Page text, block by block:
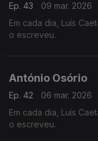
Ep. 43
09 mar. 2026
Em cada dia, Luís
o escreveu.
António Osório
Ep. 42
06 mar. 2026
Em cada dia, Luís
o escreveu.